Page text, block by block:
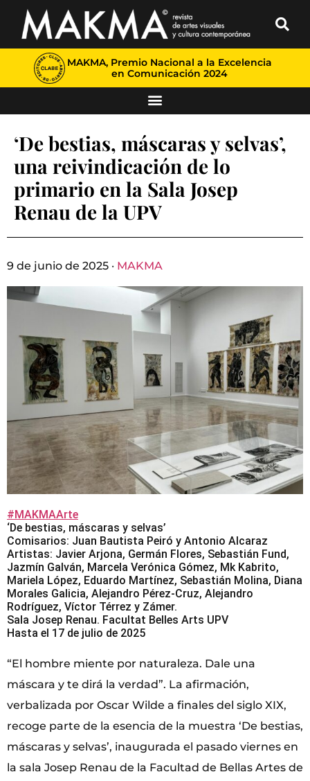
MAKMA, Premio Nacional a la Excelencia
en Comunicación 2024
‘De bestias, máscaras y selvas’,
una reivindicación de lo
primario en la Sala Josep
Renau de la UPV
9 de junio de 2025 · MAKMA
#MAKMAArte
‘De bestias, máscaras y selvas’
Comisarios: Juan Bautista Peiró y Antonio Alcaraz
Artistas: Javier Arjona, Germán Flores, Sebastián Fund,
Jazmín Galván, Marcela Verónica Gómez, Mk Kabrito,
Mariela López, Eduardo Martínez, Sebastián Molina, Diana
Morales Galicia, Alejandro Pérez-Cruz, Alejandro
Rodríguez, Víctor Térrez y Zámer.
Sala Josep Renau. Facultat Belles Arts UPV
Hasta el 17 de julio de 2025
“El hombre miente por naturaleza. Dale una
máscara y te dirá la verdad”. La afirmación,
verbalizada por Oscar Wilde a finales del siglo XIX,
recoge parte de la esencia de la muestra ‘De bestias,
máscaras y selvas’, inaugurada el pasado viernes en
la sala Josep Renau de la Facultad de Bellas Artes de